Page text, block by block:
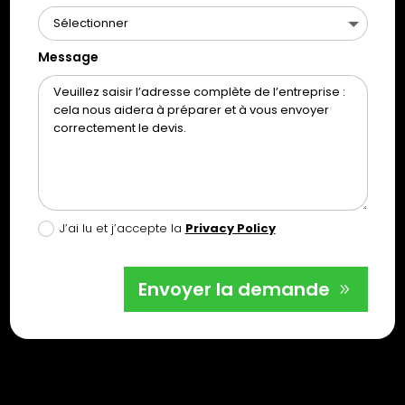
Message
J’ai lu et j’accepte la Privacy Policy
Envoyer la demande